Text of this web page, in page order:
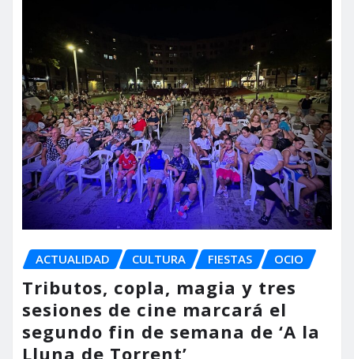
ACTUALIDAD CULTURA FIESTAS OCIO
Tributos, copla, magia y tres
sesiones de cine marcará el
segundo fin de semana de ‘A la
Lluna de Torrent’